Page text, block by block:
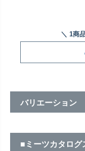
バリエーション
■ミーツカタログ